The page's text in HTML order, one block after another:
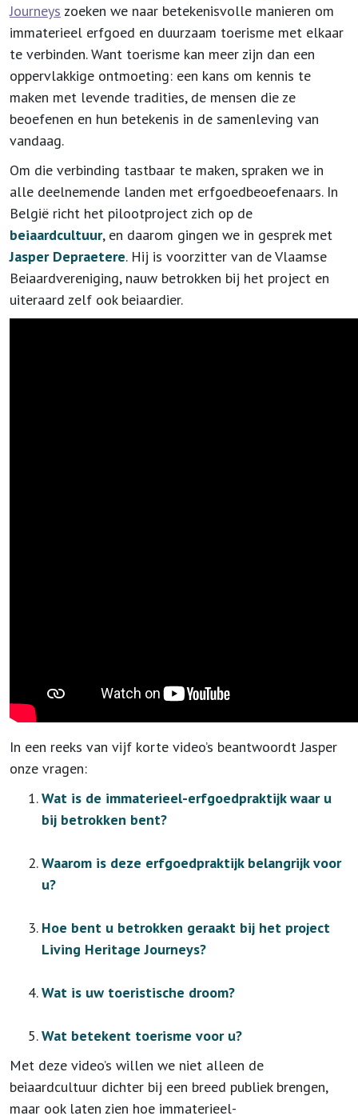
Journeys zoeken we naar betekenisvolle manieren om
immaterieel erfgoed en duurzaam toerisme met elkaar
te verbinden. Want toerisme kan meer zijn dan een
oppervlakkige ontmoeting: een kans om kennis te
maken met levende tradities, de mensen die ze
beoefenen en hun betekenis in de samenleving van
vandaag.
Om die verbinding tastbaar te maken, spraken we in
alle deelnemende landen met erfgoedbeoefenaars. In
België richt het pilootproject zich op de
beiaardcultuur, en daarom gingen we in gesprek met
Jasper Depraetere. Hij is voorzitter van de Vlaamse
Beiaardvereniging, nauw betrokken bij het project en
uiteraard zelf ook beiaardier.
In een reeks van vijf korte video’s beantwoordt Jasper
onze vragen:
Wat is de immaterieel-erfgoedpraktijk waar u
bij betrokken bent?
Waarom is deze erfgoedpraktijk belangrijk voor
u?
Hoe bent u betrokken geraakt bij het project
Living Heritage Journeys?
Wat is uw toeristische droom?
Wat betekent toerisme voor u?
Met deze video’s willen we niet alleen de
beiaardcultuur dichter bij een breed publiek brengen,
maar ook laten zien hoe immaterieel-